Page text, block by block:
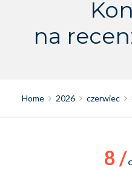
na
Home 2026 czerwiec
8 /